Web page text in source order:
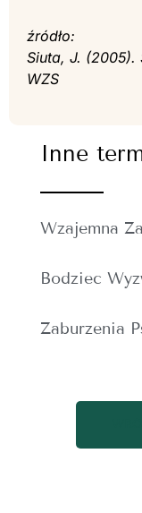
źródło:
Siuta, J. (2005).
WZS
Inne
Wzajemna
Bodziec
Zaburzenia